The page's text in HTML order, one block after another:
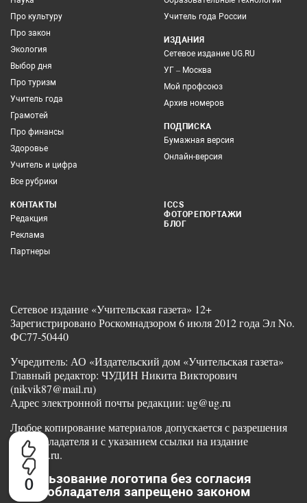
0
Про культуру
Про закон
Экология
Выбор дня
Про туризм
Учитель года
Грамотей
Про финансы
Здоровье
Учитель и цифра
Все рубрики
Учитель года России
ИЗДАНИЯ
Сетевое издание UG.RU
УГ – Москва
Мой профсоюз
Архив номеров
ПОДПИСКА
Бумажная версия
Онлайн-версия
КОНТАКТЫ
Редакция
Реклама
Партнеры
ICCS
ФОТОРЕПОРТАЖИ
БЛОГ
Сетевое издание «Учительская газета» 12+
Зарегистрировано Роскомнадзором 6 июля 2012 года Эл No.
ФС77-50440
Учредитель: АО «Издательский дом «Учительская газета»
Главный редактор: ЧУДИН Никита Викторович
(nikvik87@mail.ru)
Адрес электронной почты редакции: ug@ug.ru
Любое копирование материалов допускается с разрешения
правообладателя и с указанием ссылки на издание
www.ug.ru.
Использование логотипа без согласия
правообладателя запрещено законом